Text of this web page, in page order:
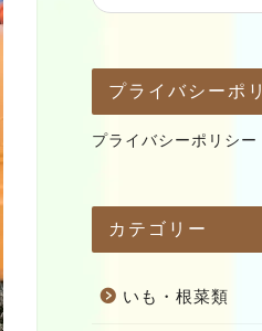
プライバシーポ
プライバシーポリシー
カテゴリー
いも・根菜類